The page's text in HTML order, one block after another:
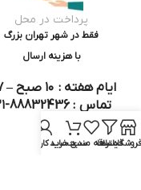
پرداخت در محل
فقط در شهر تهران بزرگ
با هزینه ارسال
تماس : 88832436-۰۲۱ آدرس ایمیل : info@iranshaver.ir
فروشگاهفیلترها
علاقه مندیسبد خرید
حساب کاربری من